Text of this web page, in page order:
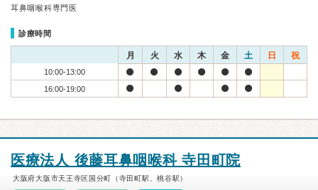
耳鼻咽喉科専門医
診療時間
月 火 水 木 金 土 日 祝
10:00-13:00
16:00-19:00
医療法人 後藤耳鼻咽喉科 寺田町院
大阪府大阪市天王寺区国分町（寺田町駅、桃谷駅）